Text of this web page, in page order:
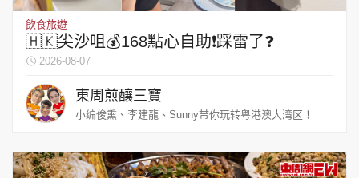
飲食旅遊
🇭🇰尖沙咀💰168點心自助❗️踩雷了❓
2026-08-07
東周煎釀三寶
小编俊熏、李建龍、Sunny带你玩转粤港澳大湾区！